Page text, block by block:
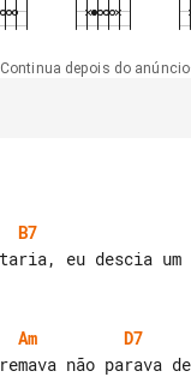
Continua depois do anúncio
B7
Am
D7